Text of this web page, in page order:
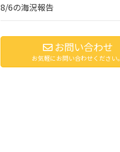
8/6の海況報告
お問い合わせ
お気軽にお問い合わせください。